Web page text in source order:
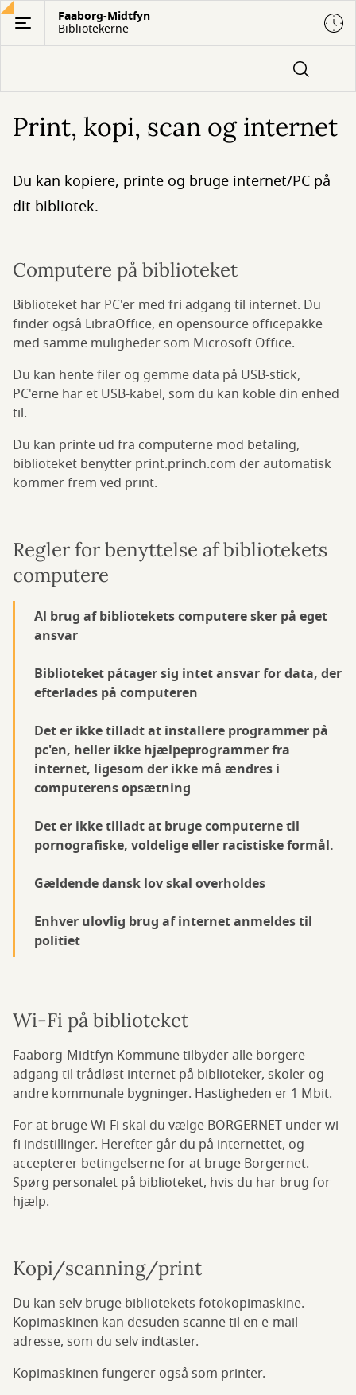
Gå
hovedindhold
Faaborg-Midtfyn
Bibliotekerne
Print, kopi, scan og internet
Du kan kopiere, printe og bruge internet/PC på
dit bibliotek.
Computere på biblioteket
Biblioteket har PC'er med fri adgang til internet. Du
finder også LibraOffice, en opensource officepakke
med samme muligheder som Microsoft Office.
Du kan hente filer og gemme data på USB-stick,
PC'erne har et USB-kabel, som du kan koble din enhed
til.
Du kan printe ud fra computerne mod betaling,
biblioteket benytter print.princh.com der automatisk
kommer frem ved print.
Regler for benyttelse af bibliotekets
computere
Al brug af bibliotekets computere sker på eget
ansvar
Biblioteket påtager sig intet ansvar for data, der
efterlades på computeren
Det er ikke tilladt at installere programmer på
pc'en, heller ikke hjælpeprogrammer fra
internet, ligesom der ikke må ændres i
computerens opsætning
Det er ikke tilladt at bruge computerne til
pornografiske, voldelige eller racistiske formål.
Gældende dansk lov skal overholdes
Enhver ulovlig brug af internet anmeldes til
politiet
Wi-Fi på biblioteket
Faaborg-Midtfyn Kommune tilbyder alle borgere
adgang til trådløst internet på biblioteker, skoler og
andre kommunale bygninger. Hastigheden er 1 Mbit.
For at bruge Wi-Fi skal du vælge BORGERNET under wi-
fi indstillinger. Herefter går du på internettet, og
accepterer betingelserne for at bruge Borgernet.
Spørg personalet på biblioteket, hvis du har brug for
hjælp.
Kopi/scanning/print
Du kan selv bruge bibliotekets fotokopimaskine.
Kopimaskinen kan desuden scanne til en e-mail
adresse, som du selv indtaster.
Kopimaskinen fungerer også som printer.